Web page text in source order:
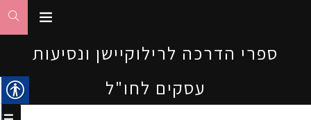
ספרי הדרכה לרילוקיישן ונסיעות
עסקים לחו"ל